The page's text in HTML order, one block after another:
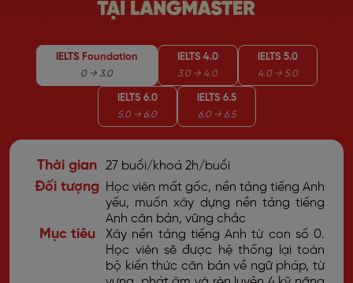
IELTS Foundation
0 → 3.0
IELTS 4.0
3.0 → 4.0
IELTS 5.0
4.0 → 5.0
IELTS 6.0
5.0 → 6.0
IELTS 6.5
6.0 → 6.5
Thời gian 27 buổi/khoá2h/buổi
Đối tượng Học viên mất gốc, nền tảng tiếng Anh
yếu, muốn xây dựng nền tảng tiếng
Anh căn bản, vững chắc
Mục tiêu
Xây nền tảng tiếng Anh từ con số 0.
Học viên sẽ được hệ thống lại toàn
bộ kiến thức căn bản về ngữ pháp, từ